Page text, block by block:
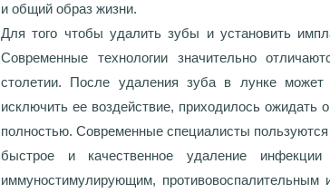
и общий образ жизни.
Для того чтобы удалить зубы и установить
Современные технологии значительно
столетии. После удаления зуба в лунке
исключить ее воздействие, приходилось
полностью. Современные специалисты
быстрое и качественное удаление
иммуностимулирующим,